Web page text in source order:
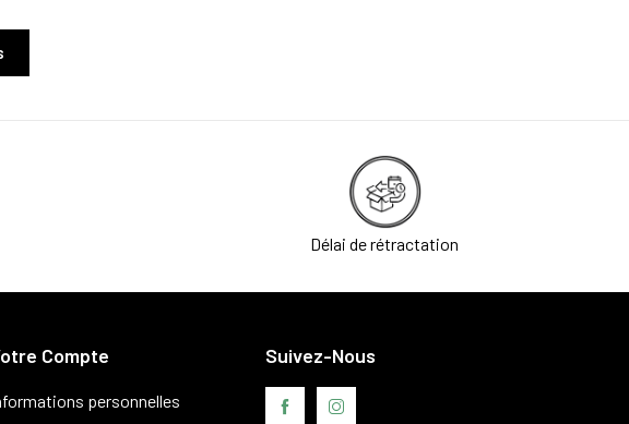
Délai de rétractation
Compte
personnelles
Suivez-Nous